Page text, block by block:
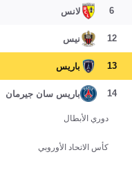
6 لانس
12 نيس
13 باريس
14 باريس سان جيرمان
دوري الأبطال
كأس الاتحاد الأوروبي